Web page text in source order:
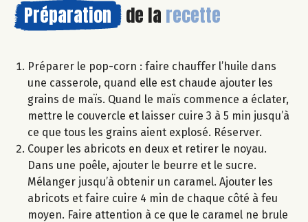
Préparation de la recette
Préparer le pop-corn : faire chauffer l’huile dans
une casserole, quand elle est chaude ajouter les
grains de maïs. Quand le maïs commence a éclater,
mettre le couvercle et laisser cuire 3 à 5 min jusqu’à
ce que tous les grains aient explosé. Réserver.
Couper les abricots en deux et retirer le noyau.
Dans une poêle, ajouter le beurre et le sucre.
Mélanger jusqu’à obtenir un caramel. Ajouter les
abricots et faire cuire 4 min de chaque côté à feu
moyen. Faire attention à ce que le caramel ne brule